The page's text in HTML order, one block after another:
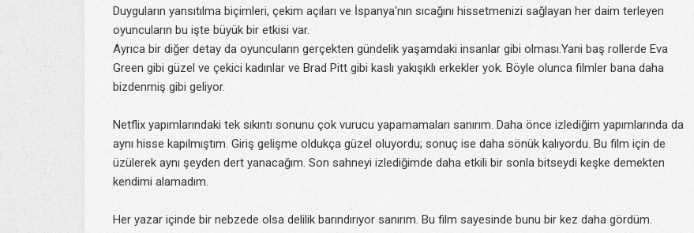
Duyguların yansıtılma biçimleri, çekim açıları ve İspanya'nın sıcağını hissetmenizi sağlayan her daim terleyen
oyuncuların bu işte büyük bir etkisi var.
Ayrıca bir diğer detay da oyuncuların gerçekten gündelik yaşamdaki insanlar gibi olması.Yani baş rollerde Eva
Green gibi güzel ve çekici kadınlar ve Brad Pitt gibi kaslı yakışıklı erkekler yok. Böyle olunca filmler bana daha
bizdenmiş gibi geliyor.
Netflix yapımlarındaki tek sıkıntı sonunu çok vurucu yapamamaları sanırım. Daha önce izlediğim yapımlarında da
aynı hisse kapılmıştım. Giriş gelişme oldukça güzel oluyordu; sonuç ise daha sönük kalıyordu. Bu film için de
üzülerek aynı şeyden dert yanacağım. Son sahneyi izlediğimde daha etkili bir sonla bitseydi keşke demekten
kendimi alamadım.
Her yazar içinde bir nebzede olsa delilik barındırıyor sanırım. Bu film sayesinde bunu bir kez daha gördüm.